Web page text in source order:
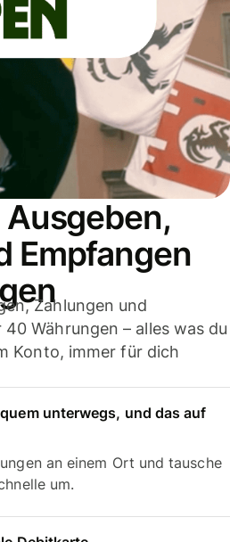
Empfangen
Zahlungen und
Währungen – alles was du
Konto, immer für dich
unterwegs, und das auf
an einem Ort und tausche
um.